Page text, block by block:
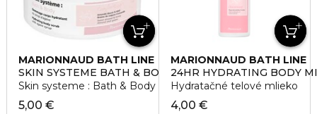
MARIONNAUD BATH LINE
SKIN SYSTEME BATH & BODY COMFORTING
Skin systeme : Bath & Body - Scrub - Comforting Peeling
5,00 €
MARIONNAUD BATH LINE
24HR HYDRATING BODY
Hydratačné telové mlieko
4,00 €